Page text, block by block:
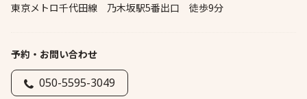
東京メトロ千代田線 乃木坂駅5番出口 徒歩9分
予約・お問い合わせ
050-5595-3049